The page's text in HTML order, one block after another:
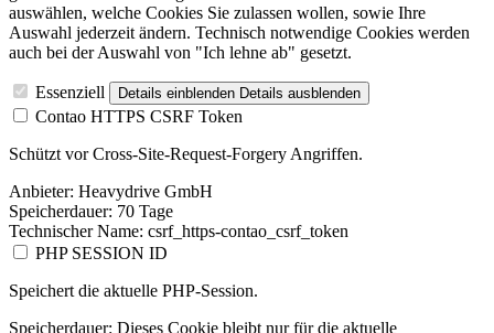
auswählen, welche Cookies Sie zulassen wollen, sowie Ihre
Auswahl jederzeit ändern. Technisch notwendige Cookies werden
auch bei der Auswahl von "Ich lehne ab" gesetzt.
Essenziell Details einblenden Details ausblenden
Contao HTTPS CSRF Token
Schützt vor Cross-Site-Request-Forgery Angriffen.
Anbieter: Heavydrive GmbH
Speicherdauer: 70 Tage
Technischer Name: csrf_https-contao_csrf_token
PHP SESSION ID
Speichert die aktuelle PHP-Session.
Speicherdauer: Dieses Cookie bleibt nur für die aktuelle